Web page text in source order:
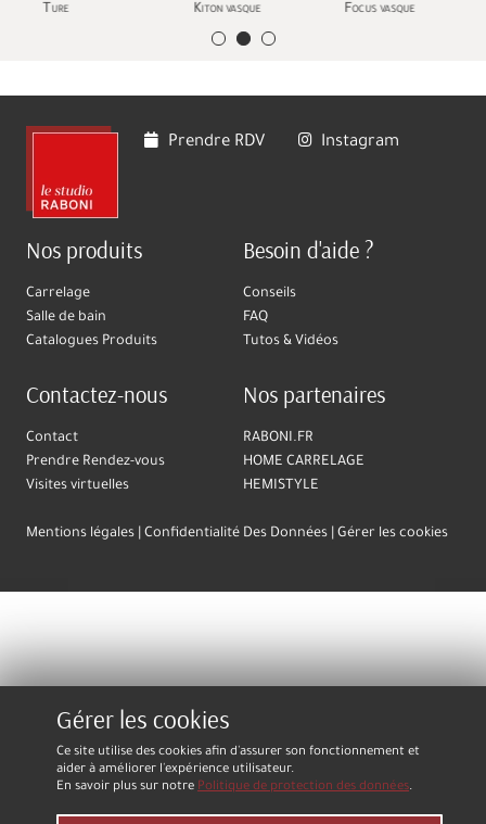
Ture Kiton vasque Focus vasque
Prendre RDV Instagram
Nos produits
Carrelage
Salle de bain
Catalogues Produits
Besoin d'aide ?
Conseils
FAQ
Tutos & Vidéos
Contactez-nous
Contact
Prendre Rendez-vous
Visites virtuelles
Nos partenaires
RABONI.FR
HOME CARRELAGE
HEMISTYLE
Mentions légales Confidentialité Des Données Gérer les cookies
Gérer les cookies
Ce site utilise des cookies afin d'assurer son fonctionnement et
aider à améliorer l'expérience utilisateur.
En savoir plus sur notre Politique de protection des données.